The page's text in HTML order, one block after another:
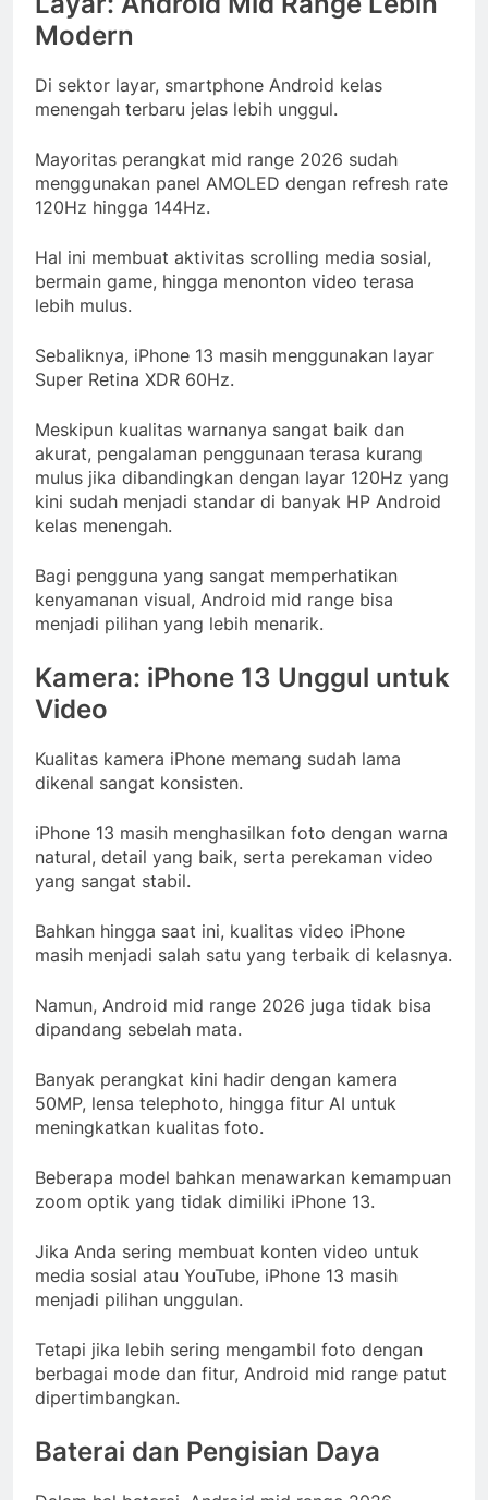
Modern
Di sektor layar, smartphone Android kelas
menengah terbaru jelas lebih unggul.
Mayoritas perangkat mid range 2026 sudah
menggunakan panel AMOLED dengan refresh rate
120Hz hingga 144Hz.
Hal ini membuat aktivitas scrolling media sosial,
bermain game, hingga menonton video terasa
lebih mulus.
Sebaliknya, iPhone 13 masih menggunakan layar
Super Retina XDR 60Hz.
Meskipun kualitas warnanya sangat baik dan
akurat, pengalaman penggunaan terasa kurang
mulus jika dibandingkan dengan layar 120Hz yang
kini sudah menjadi standar di banyak HP Android
kelas menengah.
Bagi pengguna yang sangat memperhatikan
kenyamanan visual, Android mid range bisa
menjadi pilihan yang lebih menarik.
Kamera: iPhone 13 Unggul untuk
Video
Kualitas kamera iPhone memang sudah lama
dikenal sangat konsisten.
iPhone 13 masih menghasilkan foto dengan warna
natural, detail yang baik, serta perekaman video
yang sangat stabil.
Bahkan hingga saat ini, kualitas video iPhone
masih menjadi salah satu yang terbaik di kelasnya.
Namun, Android mid range 2026 juga tidak bisa
dipandang sebelah mata.
Banyak perangkat kini hadir dengan kamera
50MP, lensa telephoto, hingga fitur AI untuk
meningkatkan kualitas foto.
Beberapa model bahkan menawarkan kemampuan
zoom optik yang tidak dimiliki iPhone 13.
Jika Anda sering membuat konten video untuk
media sosial atau YouTube, iPhone 13 masih
menjadi pilihan unggulan.
Tetapi jika lebih sering mengambil foto dengan
berbagai mode dan fitur, Android mid range patut
dipertimbangkan.
Baterai dan Pengisian Daya